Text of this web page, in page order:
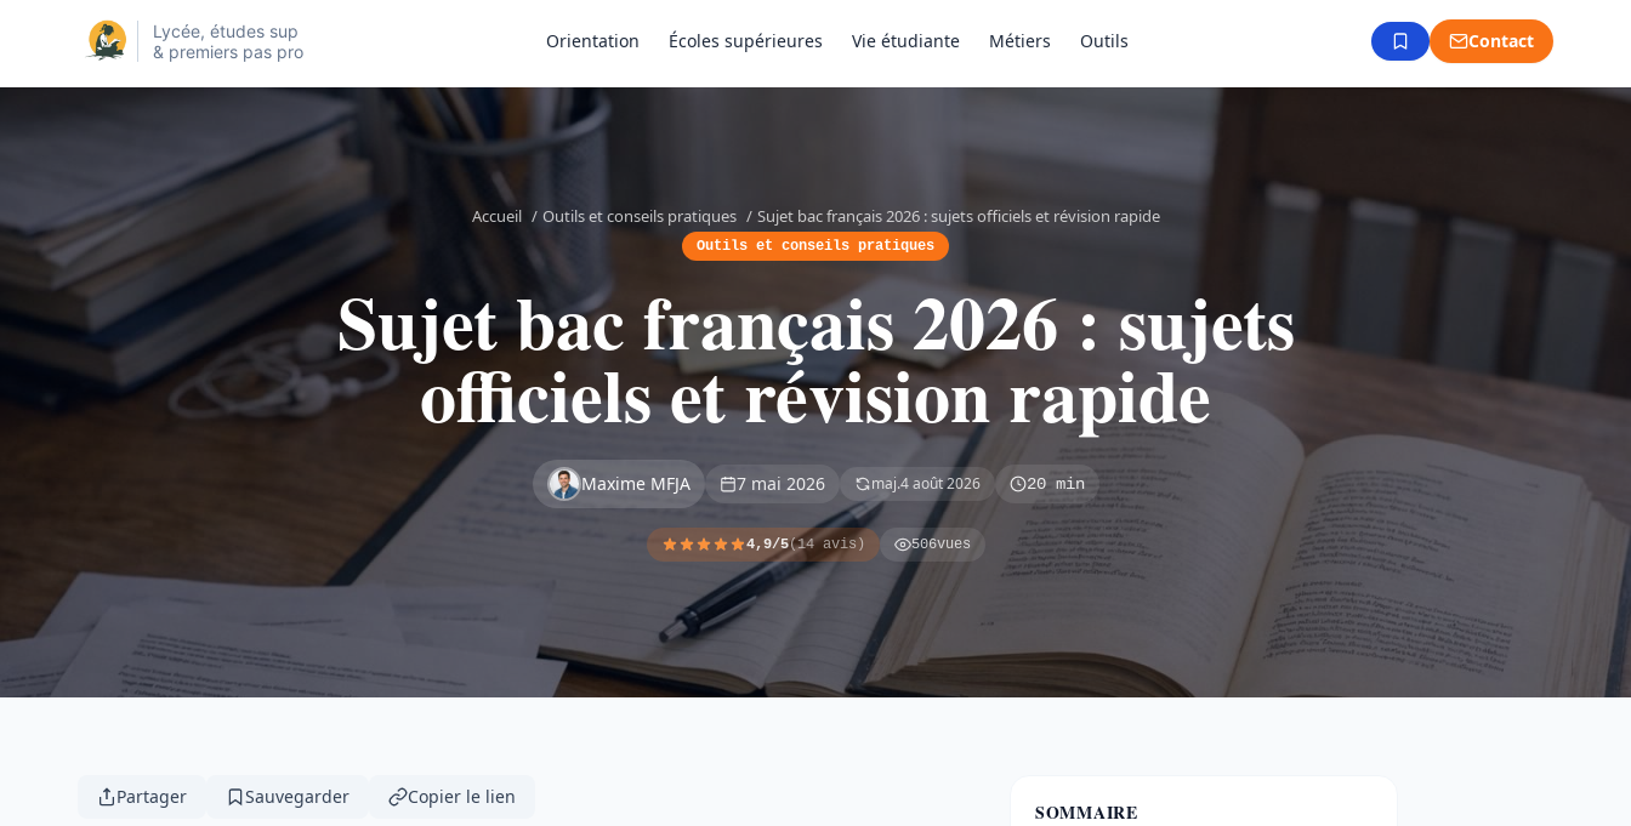
Lycée, études sup
& premiers pas pro
Orientation Écoles supérieures Vie étudiante Métiers Outils Contact
Accueil / Outils et conseils pratiques / Sujet bac français 2026 : sujets officiels et révision rapide
Outils et conseils pratiques
Sujet bac français 2026 : sujets
officiels et révision rapide
Maxime MFJA 7 mai 2026 maj.4 août 2026 20 min
4,9/5(14 avis) 506vues
Partager Sauvegarder Copier le lien
SOMMAIRE